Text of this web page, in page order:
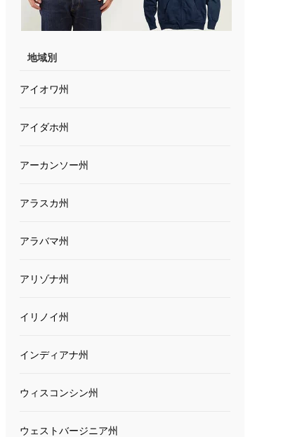
地域別
アイオワ州
アイダホ州
アーカンソー州
アラスカ州
アラバマ州
アリゾナ州
イリノイ州
インディアナ州
ウィスコンシン州
ウェストバージニア州